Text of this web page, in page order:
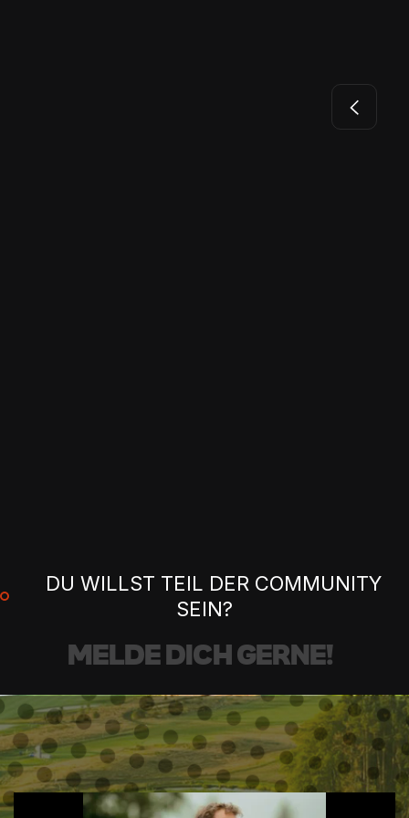
DU WILLST TEIL DER COMMUNITY
SEIN?
MELDEDICHGERNE!